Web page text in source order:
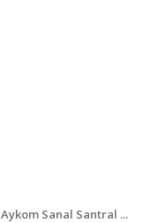
Aykom Sanal Santral ...